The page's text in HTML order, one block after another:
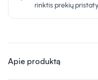
rinktis prekių
Apie produktą